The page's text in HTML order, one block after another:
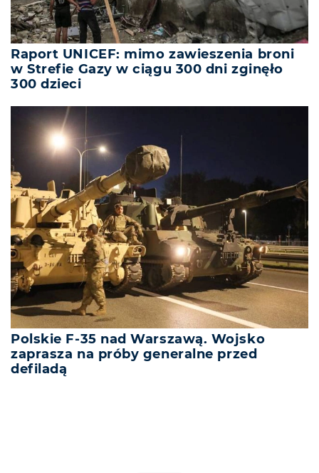
Raport UNICEF: mimo zawieszenia broni
w Strefie Gazy w ciągu 300 dni zginęło
300 dzieci
Polskie F-35 nad Warszawą. Wojsko
zaprasza na próby generalne przed
defiladą